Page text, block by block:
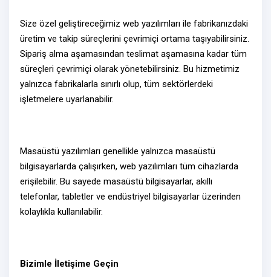
Size özel geliştireceğimiz web yazılımları ile fabrikanızdaki
üretim ve takip süreçlerini çevrimiçi ortama taşıyabilirsiniz.
Sipariş alma aşamasından teslimat aşamasına kadar tüm
süreçleri çevrimiçi olarak yönetebilirsiniz. Bu hizmetimiz
yalnızca fabrikalarla sınırlı olup, tüm sektörlerdeki
işletmelere uyarlanabilir.
Masaüstü yazılımları genellikle yalnızca masaüstü
bilgisayarlarda çalışırken, web yazılımları tüm cihazlarda
erişilebilir. Bu sayede masaüstü bilgisayarlar, akıllı
telefonlar, tabletler ve endüstriyel bilgisayarlar üzerinden
kolaylıkla kullanılabilir.
Bizimle İletişime Geçin